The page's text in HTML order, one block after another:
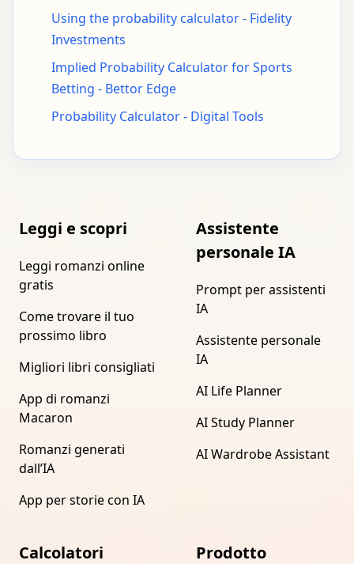
Using the probability calculator - Fidelity
Investments
Implied Probability Calculator for Sports
Betting - Bettor Edge
Probability Calculator - Digital Tools
Leggi e scopri
Leggi romanzi online
gratis
Come trovare il tuo
prossimo libro
Migliori libri consigliati
App di romanzi
Macaron
Romanzi generati
dall’IA
App per storie con IA
Assistente
personale IA
Prompt per assistenti
IA
Assistente personale
IA
AI Life Planner
AI Study Planner
AI Wardrobe Assistant
Calcolatori
Prodotto